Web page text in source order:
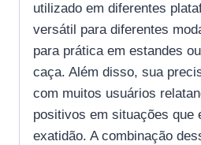
utilizado em diferentes
versátil para diferentes
para prática em estandes
caça. Além disso, sua
com muitos usuários
positivos em situações que
exatidão. A combinação